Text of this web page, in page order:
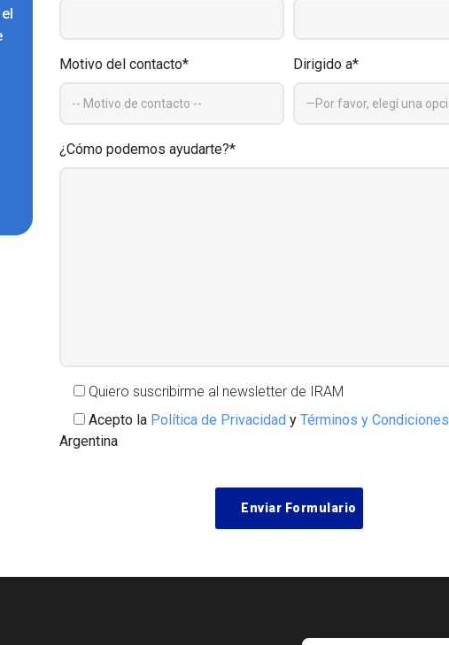
Motivo del contacto* Dirigido a*
¿Cómo podemos ayudarte?*
Quiero suscribirme al newsletter de IRAM
Acepto la Política de Privacidad y Términos y Condiciones
Argentina